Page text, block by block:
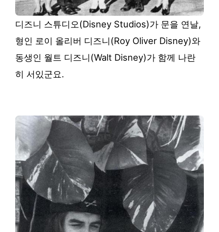
디즈니 스튜디오(Disney Studios)가 문을 연날,
형인 로이 올리버 디즈니(Roy Oliver Disney)와
동생인 월트 디즈니(Walt Disney)가 함께 나란
히 서있군요.